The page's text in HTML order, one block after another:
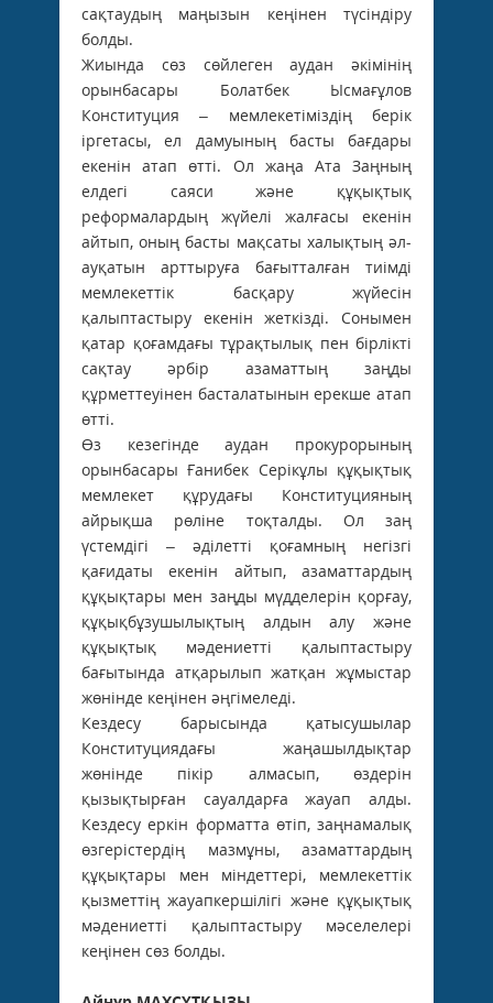
сақтаудың маңызын кеңінен түсіндіру
болды.
Жиында сөз сөйлеген аудан әкімінің
орынбасары Болатбек Ысмағұлов
Конституция – мемлекетіміздің берік
іргетасы, ел дамуының басты бағдары
екенін атап өтті. Ол жаңа Ата Заңның
елдегі саяси және құқықтық
реформалардың жүйелі жалғасы екенін
айтып, оның бас­ты мақсаты халықтың әл-
ауқатын арттыруға бағытталған тиімді
мемлекеттік басқару жүйесін
қалыптастыру екенін жеткізді. Сонымен
қатар қоғамдағы тұрақтылық пен бірлікті
сақтау әрбір азаматтың заңды
құрметтеуінен басталатынын ерекше атап
өтті.
Өз кезегінде аудан прокурорының
орынбасары Ғанибек Серікұлы құқықтық
мемлекет құрудағы Конституцияның
айрықша рөліне тоқталды. Ол заң
үстемдігі – әділетті қоғамның негізгі
қағидаты екенін айтып, азаматтардың
құқықтары мен заңды мүдделерін қорғау,
құқықбұзушылықтың алдын алу және
құқықтық мәдениетті қалыптастыру
бағытында атқарылып жатқан жұмыстар
жөнінде кеңінен әңгімеледі.
Кездесу барысында қатысушылар
Конституциядағы жаңашылдықтар
жөнінде пікір алмасып, өздерін
қызықтырған сауалдарға жауап алды.
Кездесу еркін форматта өтіп, заңнамалық
өзгерістердің мазмұны, азаматтардың
құқықтары мен міндеттері, мемлекеттік
қызметтің жауапкершілігі және құқықтық
мәдениетті қалыптастыру мәселелері
кеңінен сөз болды.